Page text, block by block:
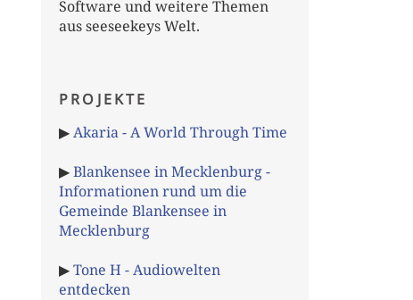
Software und weitere Themen
aus seeseekeys Welt.
PROJEKTE
▶Akaria - A World Through Time
▶Blankensee in Mecklenburg -
Informationen rund um die
Gemeinde Blankensee in
Mecklenburg
▶Tone H - Audiowelten
entdecken